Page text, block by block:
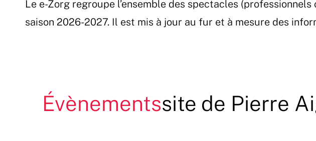
Le e-Zorg regroupe l’ensemble des spectacles
saison 2026-2027. Il est mis à jour au fur et à mesure des
Évènementssite de Pierre